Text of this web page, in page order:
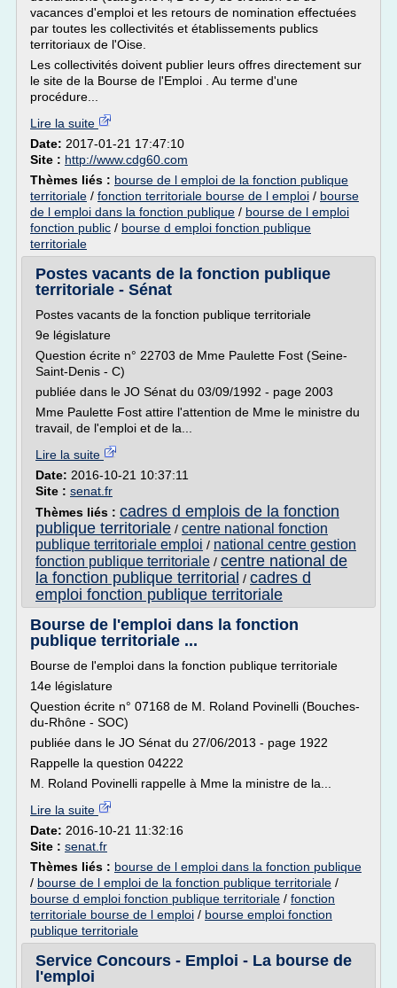
vacances d'emploi et les retours de nomination effectuées
par toutes les collectivités et établissements publics
territoriaux de l'Oise.
Les collectivités doivent publier leurs offres directement sur
le site de la Bourse de l'Emploi . Au terme d'une
procédure...
Lire la suite
Date: 2017-01-21 17:47:10
Site : http://www.cdg60.com
Thèmes liés : bourse de l emploi de la fonction publique
territoriale / fonction territoriale bourse de l emploi / bourse
de l emploi dans la fonction publique / bourse de l emploi
fonction public / bourse d emploi fonction publique
territoriale
Postes vacants de la fonction publique
territoriale - Sénat
Postes vacants de la fonction publique territoriale
9e législature
Question écrite n° 22703 de Mme Paulette Fost (Seine-
Saint-Denis - C)
publiée dans le JO Sénat du 03/09/1992 - page 2003
Mme Paulette Fost attire l'attention de Mme le ministre du
travail, de l'emploi et de la...
Lire la suite
Date: 2016-10-21 10:37:11
Site : senat.fr
Thèmes liés : cadres d emplois de la fonction
publique territoriale / centre national fonction
publique territoriale emploi / national centre gestion
fonction publique territoriale / centre national de
la fonction publique territorial / cadres d
emploi fonction publique territoriale
Bourse de l'emploi dans la fonction
publique territoriale ...
Bourse de l'emploi dans la fonction publique territoriale
14e législature
Question écrite n° 07168 de M. Roland Povinelli (Bouches-
du-Rhône - SOC)
publiée dans le JO Sénat du 27/06/2013 - page 1922
Rappelle la question 04222
M. Roland Povinelli rappelle à Mme la ministre de la...
Lire la suite
Date: 2016-10-21 11:32:16
Site : senat.fr
Thèmes liés : bourse de l emploi dans la fonction publique
/ bourse de l emploi de la fonction publique territoriale /
bourse d emploi fonction publique territoriale / fonction
territoriale bourse de l emploi / bourse emploi fonction
publique territoriale
Service Concours - Emploi - La bourse de
l'emploi